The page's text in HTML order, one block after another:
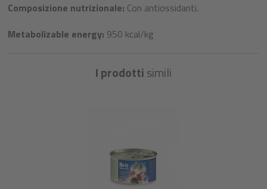
Composizione nutrizionale: Con antiossidanti.
Metabolizable energy: 950 kcal/kg
I prodottisimili